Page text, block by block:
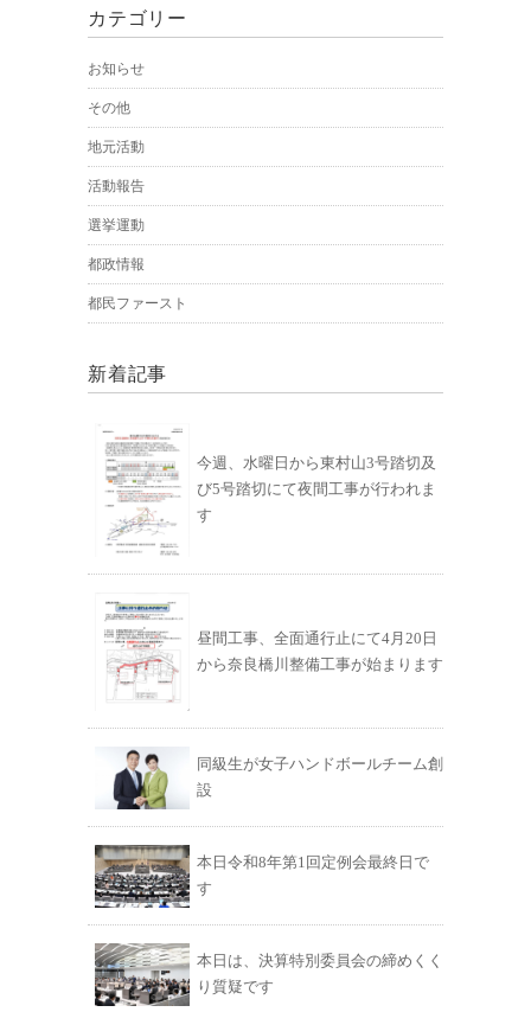
カテゴリー
お知らせ
その他
地元活動
活動報告
選挙運動
都政情報
都民ファースト
新着記事
今週、水曜日から東村山3号踏切及
び5号踏切にて夜間工事が行われま
す
昼間工事、全面通行止にて4月20日
から奈良橋川整備工事が始まります
同級生が女子ハンドボールチーム創
設
本日令和8年第1回定例会最終日で
す
本日は、決算特別委員会の締めくく
り質疑です